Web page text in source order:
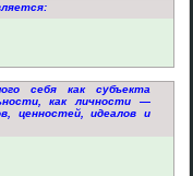
себя как субъекта
как личности —
ценностей, идеалов и